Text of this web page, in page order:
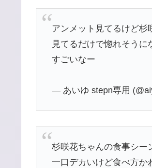
アンメット見てるけど杉
見てるだけで惚れそうに
すごいなー
— あいゆ stepn専用
杉咲花ちゃんの食事シー
一口デカいけど食べ方か